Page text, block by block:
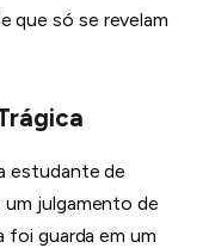
que só se revelam
estudante de
julgamento de
foi guarda em um